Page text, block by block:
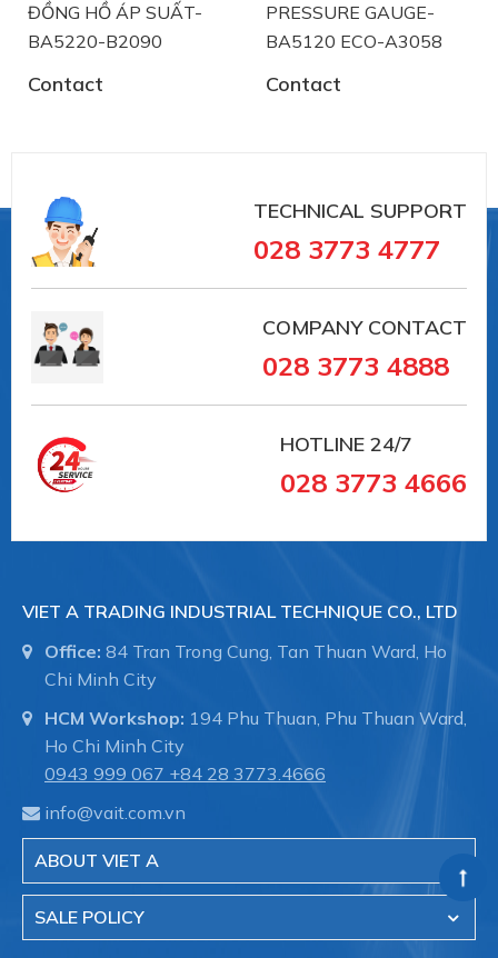
Việt Á đã tin chọn phân phối sản phẩm
+ Đồng hồ đo áp suất
+ Đồng hồ đo nhiệt độ
Chuyên dụng cho các ngành công nghiệp:
Công nghiệp chế biến:
Công nghiệp hóa chất / hóa dầu
Công nghiệp dược phẩm / Công nghệ sinh học
ĐỒNG HỒ ÁP SUẤT-
BA5220-B2090
Contact
PRESSURE GAUGE-
BA5120 ECO-A3058
Contact
TECHNICAL SUPPORT
028 3773 4777
COMPANY CONTACT
028 3773 4888
HOTLINE 24/7
028 3773 4666
VIET A TRADING INDUSTRIAL TECHNIQUE CO., LTD
Office: 84 Tran Trong Cung, Tan Thuan Ward, Ho
Chi Minh City
HCM Workshop: 194 Phu Thuan, Phu Thuan Ward,
Ho Chi Minh City
0943 999 067 +84 28 3773.4666
info@vait.com.vn
ABOUT VIET A
SALE POLICY